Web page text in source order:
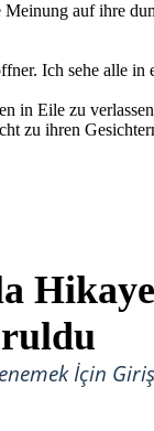
auf ihre
Ich sehe alle in
in Eile zu
zu ihren
Hikaye
İçin Giriş